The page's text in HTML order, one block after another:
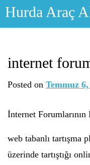
Skip
Hurda Araç
internet
Posted on Temmuz
İnternet
web tabanlı tartışma
üzerinde tartıştığı